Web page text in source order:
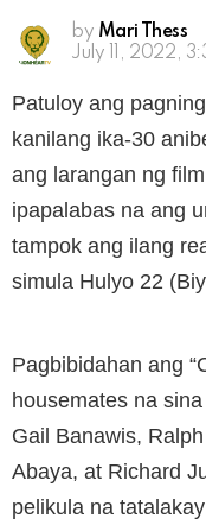
by Mari Thess
July 11, 2022,
Patuloy ang
kanilang ika-30
ang larangan ng
ipapalabas na ang
tampok ang ilang
simula Hulyo 22
Pagbibidahan ang
housemates na
Gail Banawis,
Abaya, at Richard
pelikula na